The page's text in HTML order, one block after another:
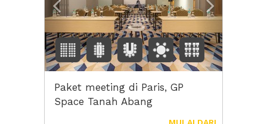
Paket meeting di Paris, GP
Space Tanah Abang